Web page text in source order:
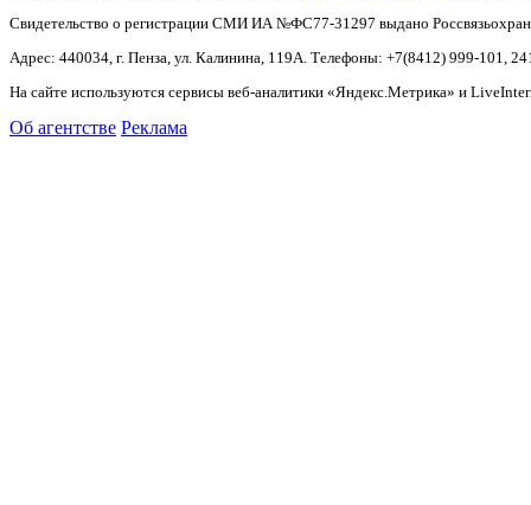
Свидетельство о регистрации СМИ ИА №ФС77-31297 выдано
Адрес: 440034, г. Пенза, ул. Калинина, 119А. Телефоны: +7(8412) 999-101,
На сайте используются сервисы веб-аналитики «Яндекс.Метрика» и
Об агентстве Реклама